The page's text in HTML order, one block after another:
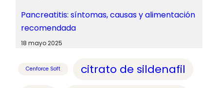
Pancreatitis: síntomas, causas y alimentación
recomendada
18 mayo 2025
Cenforce Soft citrato de sildenafil